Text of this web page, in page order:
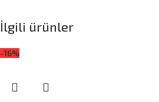
İlgili ürünler
-16%